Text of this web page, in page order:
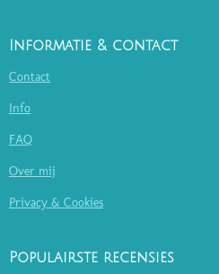
Informatie & contact
Contact
Info
FAQ
Over mij
Privacy & Cookies
Populairste recensies